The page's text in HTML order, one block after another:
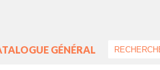
GÉNÉRAL